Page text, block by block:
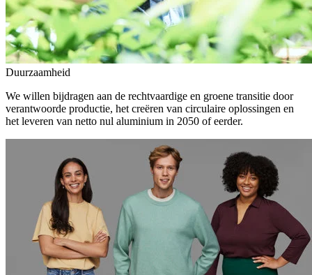
Duurzaamheid
We willen bijdragen aan de rechtvaardige en groene transitie door
verantwoorde productie, het creëren van circulaire oplossingen en
het leveren van netto nul aluminium in 2050 of eerder.